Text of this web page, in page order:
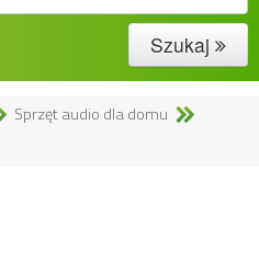
Szukaj
Sprzęt audio dla domu